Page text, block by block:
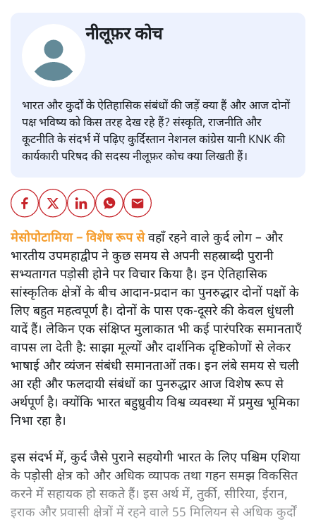
नीलूफ़र कोच
भारत और कुर्दों के ऐतिहासिक संबंधों की जड़ें क्या हैं और आज दोनों
पक्ष भविष्य को किस तरह देख रहे हैं? संस्कृति, राजनीति और
कूटनीति के संदर्भ में पढ़िए कुर्दिस्तान नेशनल कांग्रेस यानी KNK की
कार्यकारी परिषद की सदस्य नीलूफ़र कोच क्या लिखती हैं।
मेसोपोटामिया – विशेष रूप सेवहाँ रहने वाले कुर्द लोग – और
भारतीय उपमहाद्वीप ने कुछ समय से अपनी सहस्राब्दी पुरानी
सभ्यतागत पड़ोसी होने पर विचार किया है। इन ऐतिहासिक
सांस्कृतिक क्षेत्रों के बीच आदान-प्रदान का पुनरुद्धार दोनों पक्षों के
लिए बहुत महत्वपूर्ण है। दोनों के पास एक-दूसरे की केवल धुंधली
यादें हैं। लेकिन एक संक्षिप्त मुलाकात भी कई पारंपरिक समानताएँ
वापस ला देती है: साझा मूल्यों और दार्शनिक दृष्टिकोणों से लेकर
भाषाई और व्यंजन संबंधी समानताओं तक। इन लंबे समय से चली
आ रही और फलदायी संबंधों का पुनरुद्धार आज विशेष रूप से
अर्थपूर्ण है। क्योंकि भारत बहुध्रुवीय विश्व व्यवस्था में प्रमुख भूमिका
निभा रहा है।
इस संदर्भ में, कुर्द जैसे पुराने सहयोगी भारत के लिए पश्चिम एशिया
के पड़ोसी क्षेत्र को और अधिक व्यापक तथा गहन समझ विकसित
करने में सहायक हो सकते हैं। इस अर्थ में, तुर्की, सीरिया, ईरान,
इराक और प्रवासी क्षेत्रों में रहने वाले 55 मिलियन से अधिक कुर्दों